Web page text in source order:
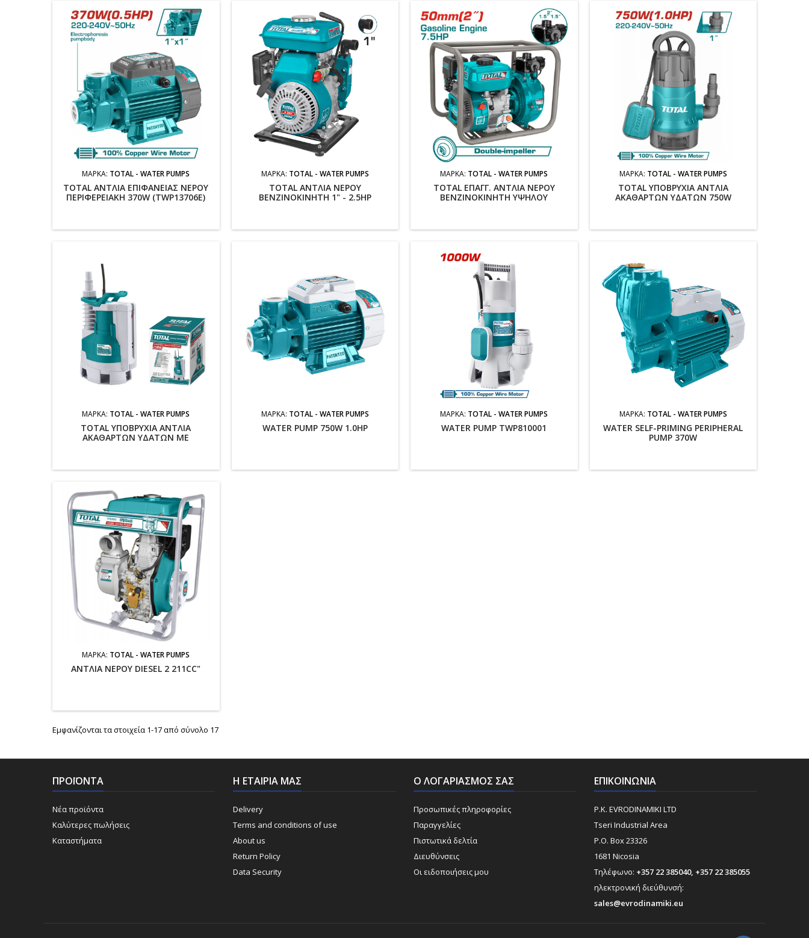
ΜΆΡΚΑ: TOTAL - WATER PUMPS
TOTAL ΑΝΤΛΙΑ ΕΠΙΦΑΝΕΙΑΣ ΝΕΡΟΥ
ΠΕΡΙΦΕΡΕΙΑΚΗ 370W (TWP13706E)
ΜΆΡΚΑ: TOTAL - WATER PUMPS
TOTAL ΑΝΤΛΙΑ ΝΕΡΟΥ
ΒΕΝΖΙΝΟΚΙΝΗΤΗ 1" - 2.5ΗΡ
ΜΆΡΚΑ: TOTAL - WATER PUMPS
TOTAL ΕΠΑΓΓ. ΑΝΤΛΙΑ ΝΕΡΟΥ
ΒΕΝΖΙΝΟΚΙΝΗΤΗ ΥΨΗΛΟΥ
ΜΆΡΚΑ: TOTAL - WATER PUMPS
TOTAL ΥΠΟΒΡΥΧΙΑ ΑΝΤΛΙΑ
ΑΚΑΘΑΡΤΩΝ ΥΔΑΤΩΝ 750W
ΜΆΡΚΑ: TOTAL - WATER PUMPS
TOTAL ΥΠΟΒΡΥΧΙΑ ΑΝΤΛΙΑ
ΑΚΑΘΑΡΤΩΝ ΥΔΑΤΩΝ ΜΕ
ΜΆΡΚΑ: TOTAL - WATER PUMPS
WATER PUMP 750W 1.0HP
ΜΆΡΚΑ: TOTAL - WATER PUMPS
WATER PUMP TWP810001
ΜΆΡΚΑ: TOTAL - WATER PUMPS
WATER SELF-PRIMING PERIPHERAL
PUMP 370W
ΜΆΡΚΑ: TOTAL - WATER PUMPS
ΑΝΤΛΙΑ ΝΕΡΟΥ DIESEL 2 211CC"
Εμφανίζονται τα στοιχεία 1-17 από σύνολο 17
ΠΡΟΪΌΝΤΑ
Νέα προϊόντα
Καλύτερες πωλήσεις
Καταστήματα
Η ΕΤΑΙΡΊΑ ΜΑΣ
Delivery
Terms and conditions of use
About us
Return Policy
Data Security
Ο ΛΟΓΑΡΙΑΣΜΌΣ ΣΑΣ
Προσωπικές πληροφορίες
Παραγγελίες
Πιστωτικά δελτία
Διευθύνσεις
Οι ειδοποιήσεις μου
ΕΠΙΚΟΙΝΩΝΊΑ
P.K. EVRODINAMIKI LTD
Tseri Industrial Area
P.O. Box 23326
1681 Nicosia
Τηλέφωνο: +357 22 385040, +357 22 385055
ηλεκτρονική διεύθυνσή:
sales@evrodinamiki.eu